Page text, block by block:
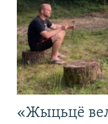
«Жыцьцё